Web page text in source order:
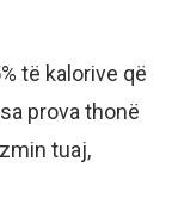
të kalorive që
prova thonë
tuaj,